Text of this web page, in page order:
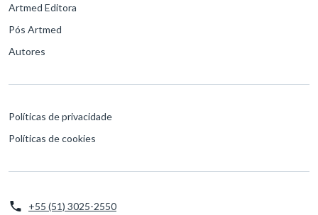
Artmed Editora
Pós Artmed
Autores
Políticas de privacidade
Políticas de cookies
+55 (51) 3025-2550